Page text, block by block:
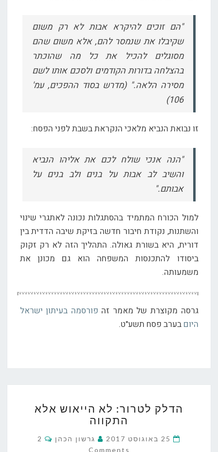
"הם זוכים להיקרא אבות לא רק משום
שקיבלו את שנמסר להם, אלא משום שהם
מסוגלים להכיל את כל מה שהוכתר
בהצלחה בדורות הקודמים ולסכם אותו לשם
מסירה הלאה." (מדרש בסוד ההפכים, עמ'
106)
זו נבואת הנביא מלאכי הנקראת בשבת לפני הפסח:
"הנה אנכי שולח לכם את אליהו הנביא
והשיב לב אבות על בנים ולב בנים על
אבותם."
למול הכורח המתמיד בהסתגלות נכונה לאתגרי שינוי
והשתנות, נקודת חיבור חדשה בזיקת שיבה הדדית בין
דורית, היא בשורת גאולה. התהליך הזה לא רק זקוק
ביסודו להתכנסות המשפחה הוא גם מכונן את
משמעותה.
גרסה מקוצרת של מאמר זה פורסמה בעיתון ישראל
היום בערב פסח תשע"ט.
לטרור:
לא
הייאוש
אלא
הדלק לטרור: לא הייאוש אלא
התקווה
25 באוגוסט 2017 גרשון הכהן Comments
2
Comments